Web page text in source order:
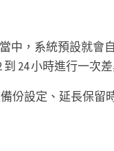
當中，系統預設就
24 小時進行一次
份設定、延長保留